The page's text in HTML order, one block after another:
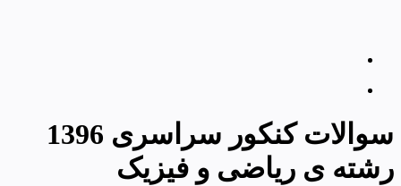
سوالات کنکور سراسری 1396
رشته ی ریاضی و فیزیک